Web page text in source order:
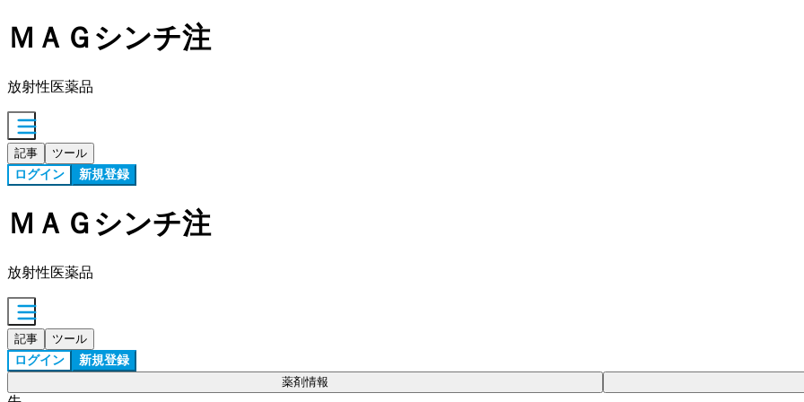
ＭＡＧシンチ注
放射性医薬品
記事 ツール
ログイン 新規登録
ＭＡＧシンチ注
放射性医薬品
記事 ツール
ログイン 新規登録
薬剤情報